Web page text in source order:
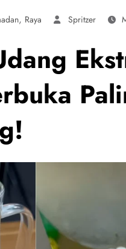
, Raya Spritzer